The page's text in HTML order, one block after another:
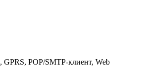
POP/SMTP-клиент, Web